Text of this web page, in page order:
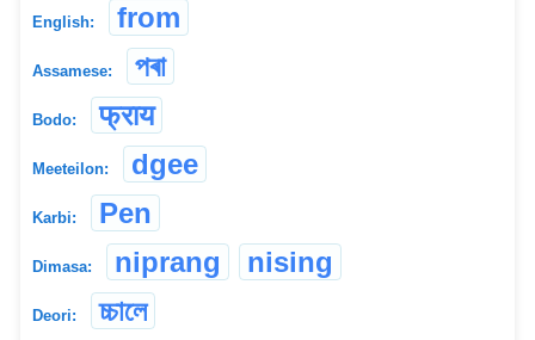
English: from
Assamese: পৰা
Bodo: फ्राय
Meeteilon: dgee
Karbi: Pen
Dimasa: niprang nising
Deori: চ্চালে